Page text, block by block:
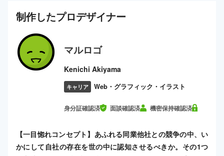
制作したプロデザイナー
マルロゴ
Kenichi Akiyama
キャリア Web・グラフィック・イラスト
身分証確認済 面談確認済 機密保持確認済
【一目惚れコンセプト】あふれる同業他社との競争の中、い
かにして自社の存在を世の中に認知させるべきか。その1つ